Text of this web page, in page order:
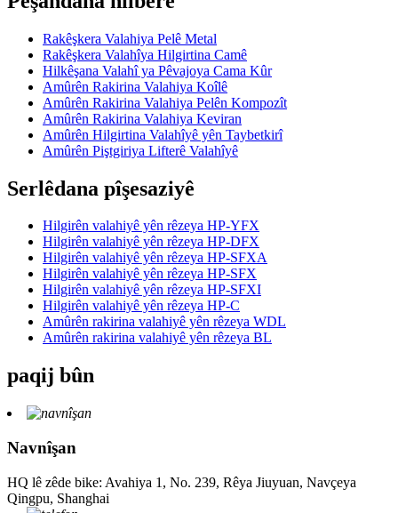
Rakêşkera Valahiya Pelê Metal
Rakêşkera Valahîya Hilgirtina Camê
Hilkêşana Valahî ya Pêvajoya Cama Kûr
Amûrên Rakirina Valahiya Koîlê
Amûrên Rakirina Valahiya Pelên Kompozît
Amûrên Rakirina Valahiya Keviran
Amûrên Hilgirtina Valahîyê yên Taybetkirî
Amûrên Piştgiriya Lifterê Valahîyê
Serlêdana pîşesaziyê
Hilgirên valahiyê yên rêzeya HP-YFX
Hilgirên valahiyê yên rêzeya HP-DFX
Hilgirên valahiyê yên rêzeya HP-SFXA
Hilgirên valahiyê yên rêzeya HP-SFX
Hilgirên valahiyê yên rêzeya HP-SFXI
Hilgirên valahiyê yên rêzeya HP-C
Amûrên rakirina valahiyê yên rêzeya WDL
Amûrên rakirina valahiyê yên rêzeya BL
paqij bûn
Navnîşan
HQ lê zêde bike: Avahiya 1, No. 239, Rêya Jiuyuan, Navçeya
Qingpu, Shanghai